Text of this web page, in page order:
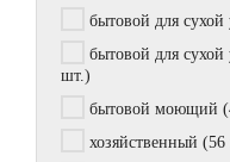
бытовой для сухой
бытовой для
шт.)
бытовой моющий
хозяйственный (56